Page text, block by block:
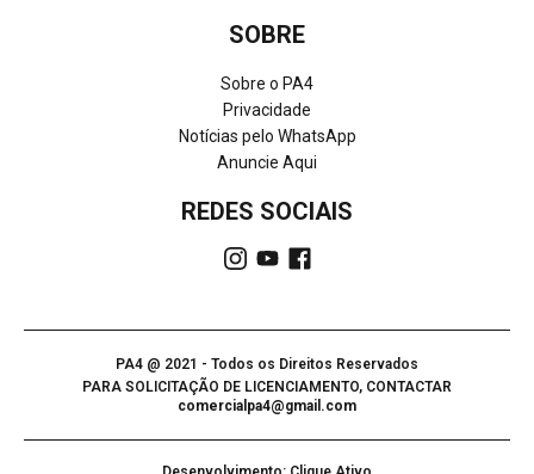
SOBRE
Sobre o PA4
Privacidade
Notícias pelo WhatsApp
Anuncie Aqui
REDES SOCIAIS
PA4 @ 2021 - Todos os Direitos Reservados
PARA SOLICITAÇÃO DE LICENCIAMENTO, CONTACTAR
comercialpa4@gmail.com